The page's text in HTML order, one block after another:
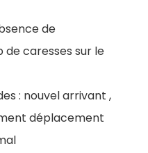
de
caresses sur le
: nouvel arrivant ,
déplacement